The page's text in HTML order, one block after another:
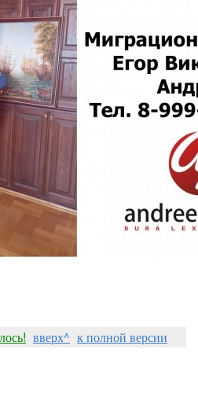
вверх^ к полной версии